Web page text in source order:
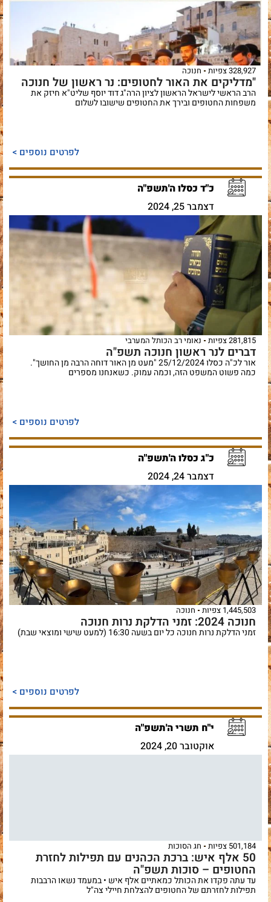
328,927 צפיות חנוכה
"מדליקים את האור לחטופים: נר ראשון של חנוכה
הרב הראשי לישראל הראשון לציון הרה"ג דוד יוסף שליט"א חיזק את
משפחות החטופים ובירך את החטופים שישובו לשלום
לפרטים נוספים >
כ"ד כסלו ה'תשפ"ה
דצמבר 25, 2024
281,815 צפיות נאומי רב הכותל המערבי
דברים לנר ראשון חנוכה תשפ"ה
אור לכ"ה כסלו 25/12/2024 "מעט מן האור דוחה הרבה מן החושך".
כמה פשוט המשפט הזה, וכמה עמוק. כשאנחנו מספרים
לפרטים נוספים >
כ"ג כסלו ה'תשפ"ה
דצמבר 24, 2024
1,445,503 צפיות חנוכה
חנוכה 2024: זמני הדלקת נרות חנוכה
זמני הדלקת נרות חנוכה כל יום בשעה 16:30 (למעט שישי ומוצאי שבת)
לפרטים נוספים >
י"ח תשרי ה'תשפ"ה
אוקטובר 20, 2024
501,184 צפיות חג הסוכות
50 אלף איש: ברכת הכהנים עם תפילות לחזרת
החטופים – סוכות תשפ"ה
עד עתה פקדו את הכותל כמאתיים אלף איש • במעמד נשאו הרבבות
תפילות לחזרתם של החטופים להצלחת חיילי צה"ל